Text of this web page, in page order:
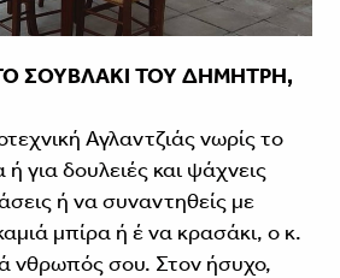
ΣΟΥΒΛΑΚΙ ΤΟΥ ΔΗΜΗΤΡΗ,
Αγλαντζιάς νωρίς το
για δουλειές και ψάχνεις
ή να συναντηθείς με
μπίρα ή έ να κρασάκι, ο κ.
νθρωπός σου. Στον ήσυχο,